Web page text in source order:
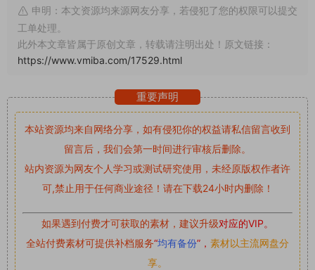
申明：本文资源均来源网友分享，若侵犯了您的权限可以提交
工单处理。
此外本文章皆属于原创文章，转载请注明出处！原文链接：
https://www.vmiba.com/17529.html
重要声明
本站资源均来自网络分享，如有侵犯你的权益请私信留言收到
留言后，我们会第一时间进行审核后删除。
站内资源为网友个人学习或测试研究使用，未经原版权作者许
可,禁止用于任何商业途径！请在下载24小时内删除！
如果遇到付费才可获取的素材，建议升级对应的VIP。
全站付费素材可提供补档服务“均有备份”， 素材以主流网盘分
享。